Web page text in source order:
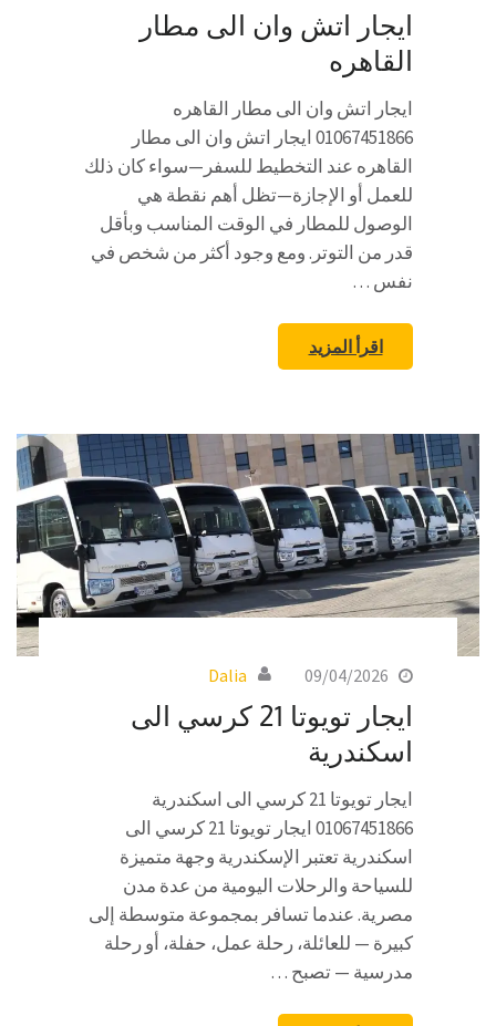
ايجار اتش وان الى مطار
القاهره
ايجار اتش وان الى مطار القاهره
01067451866 ايجار اتش وان الى مطار
القاهره عند التخطيط للسفر—سواء كان ذلك
للعمل أو الإجازة—تظل أهم نقطة هي
الوصول للمطار في الوقت المناسب وبأقل
قدر من التوتر. ومع وجود أكثر من شخص في
نفس …
اقرأ المزيد
09/04/2026
Dalia
ايجار تويوتا 21 كرسي الى
اسكندرية
ايجار تويوتا 21 كرسي الى اسكندرية
01067451866 ايجار تويوتا 21 كرسي الى
اسكندرية تعتبر الإسكندرية وجهة متميزة
للسياحة والرحلات اليومية من عدة مدن
مصرية. عندما تسافر بمجموعة متوسطة إلى
كبيرة — للعائلة، رحلة عمل، حفلة، أو رحلة
مدرسية — تصبح …